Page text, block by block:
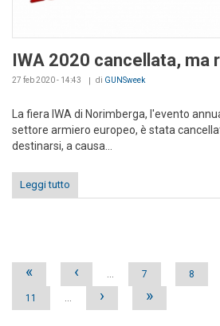
IWA 2020 cancellata, ma
27 feb 2020 - 14:43 di GUNSweek
La fiera IWA di Norimberga, l'evento
settore armiero europeo, è stata
destinarsi, a causa...
Leggi tutto
Pages
« ‹ … 7 8
11 … › »